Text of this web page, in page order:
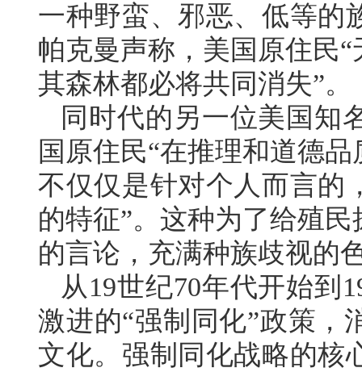
一种野蛮、邪恶、低等的
帕克曼声称，美国原住民
其森林都必将共同消失”。
同时代的另一位美国知
国原住民“在推理和道德
不仅仅是针对个人而言的
的特征”。这种为了给殖
的言论，充满种族歧视的
从19世纪70年代开始到
激进的“强制同化”政策，
文化。强制同化战略的核